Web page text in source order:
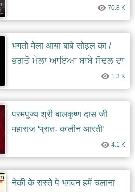
70.8 K
भगतो मेला आया बाबे सोढ़ल का /
ਭਗਤੋ ਮੇਲਾ ਆਇਆ ਬਾਬੇ ਸੋਢਲ ਦਾ
1.3 K
परमपूज्य श्री बालकृष्ण दास जी
महाराज 'प्रातः कालीन आरती'
4.1 K
नेकी के रास्ते पे भगवन हमें चलाना